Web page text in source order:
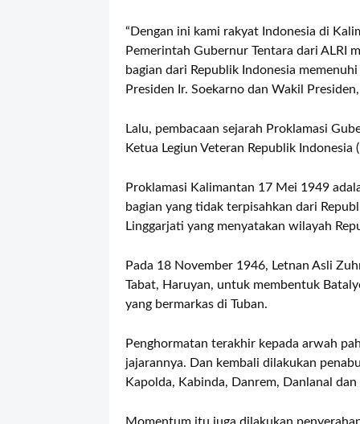
“Dengan ini kami rakyat Indonesia di
Pemerintah Gubernur Tentara dari ALRI
bagian dari Republik Indonesia
Presiden Ir. Soekarno dan Wakil
Lalu, pembacaan sejarah Proklamasi
Ketua Legiun Veteran Republik Indonesia
Proklamasi Kalimantan 17 Mei 1949
bagian yang tidak terpisahkan dari
Linggarjati yang menyatakan wilayah
Pada 18 November 1946, Letnan Asli
Tabat, Haruyan, untuk membentuk
yang bermarkas di Tuban.
Penghormatan terakhir kepada arwah
jajarannya. Dan kembali dilakukan
Kapolda, Kabinda, Danrem, Danlanal dan